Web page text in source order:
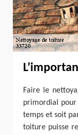
Faire le
primordial
temps et soit
toiture puisse